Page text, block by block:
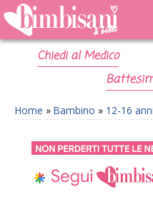
Chiedi al Medico
Home » Bambino » 12-16 anni